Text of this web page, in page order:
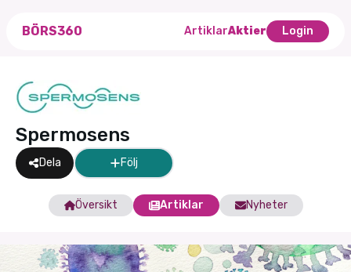
BÖRS360 ArtiklarAktier Login
Spermosens
Dela Följ
Översikt Artiklar Nyheter